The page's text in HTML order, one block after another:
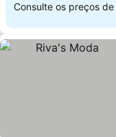
Consulte os preços de